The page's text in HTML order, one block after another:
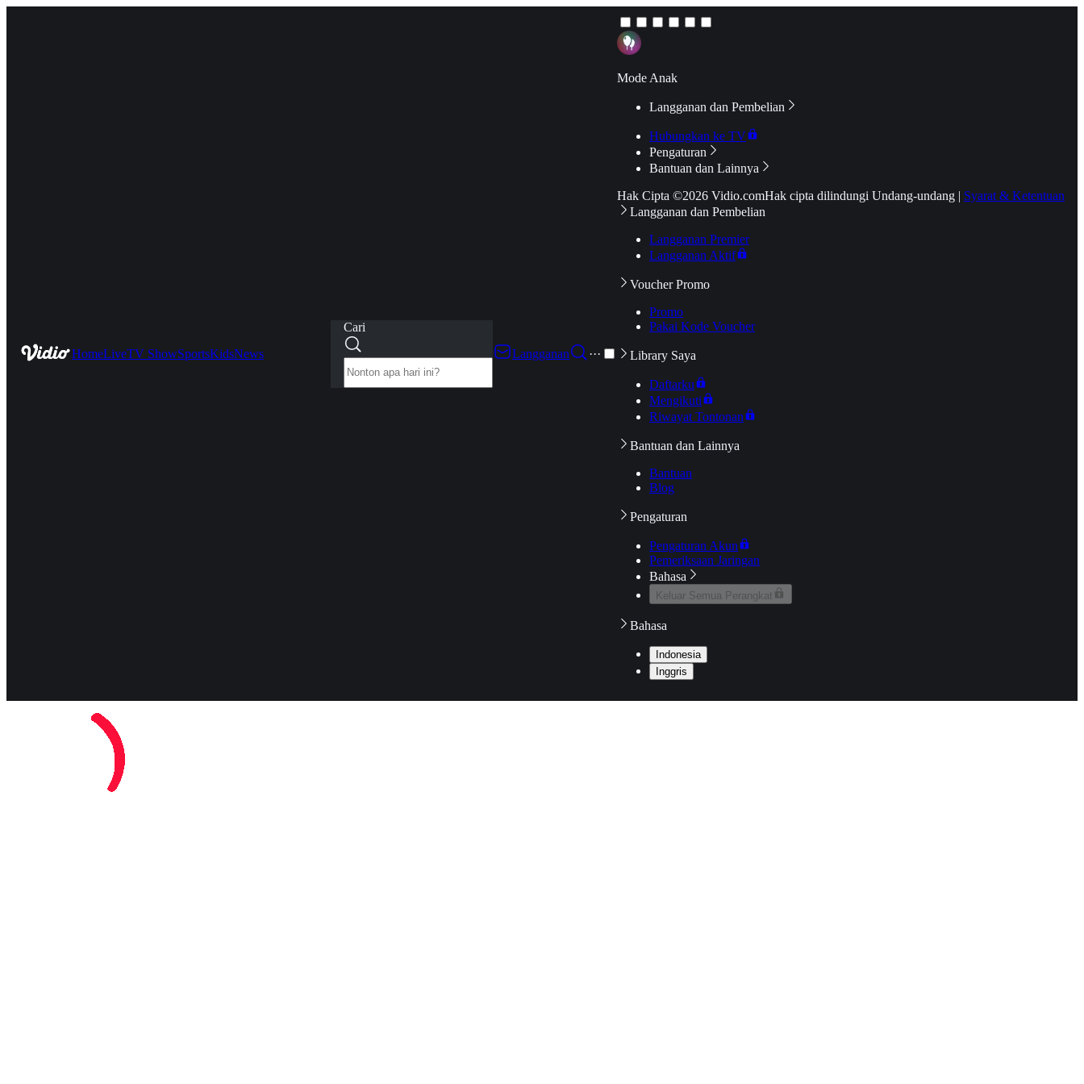
HomeLiveTV ShowSportsKidsNews
Cari
Langganan
···
Mode Anak
Langganan dan Pembelian
Hubungkan ke TV
Pengaturan
Bantuan dan Lainnya
Hak Cipta ©2026 Vidio.comHak cipta dilindungi Undang-undang | Syarat & Ketentuan
Langganan dan Pembelian
Langganan Premier
Langganan Aktif
Voucher Promo
Promo
Pakai Kode Voucher
Library Saya
Daftarku
Mengikuti
Riwayat Tontonan
Bantuan dan Lainnya
Bantuan
Blog
Pengaturan
Pengaturan Akun
Pemeriksaan Jaringan
Bahasa
Keluar Semua Perangkat
Bahasa
Indonesia
Inggris